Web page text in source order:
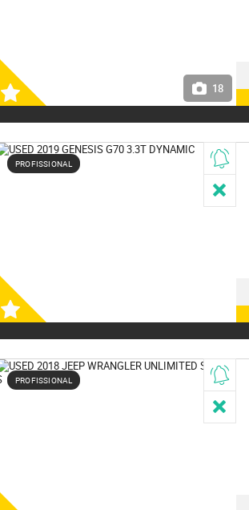
18
PROFISSIONAL
PROFISSIONAL